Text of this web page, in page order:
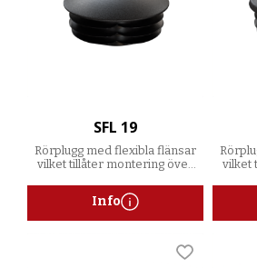
SFL 19
Rörplugg med flexibla flänsar
vilket tillåter montering över
Info
vilket
Lägg till i